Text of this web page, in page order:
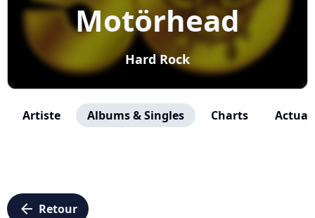
Motörhead
Hard Rock
Artiste Albums & Singles Charts
arrow_left Retour